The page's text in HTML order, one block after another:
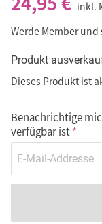
inkl.
Werde Member und
Produkt
Dieses Produkt ist
Benachrichtige
verfügbar ist